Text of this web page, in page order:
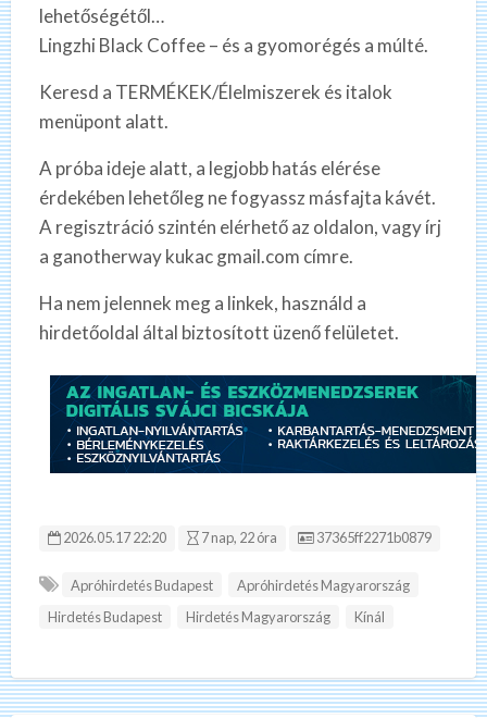
lehetőségétől…
Lingzhi Black Coffee – és a gyomorégés a múlté.
Keresd a TERMÉKEK/Élelmiszerek és italok
menüpont alatt.
A próba ideje alatt, a legjobb hatás elérése
érdekében lehetőleg ne fogyassz másfajta kávét.
A regisztráció szintén elérhető az oldalon, vagy írj
a ganotherway kukac gmail.com címre.
Ha nem jelennek meg a linkek, használd a
hirdetőoldal által biztosított üzenő felületet.
2026.05.17 22:20 7 nap, 22 óra Hirdetés ID:
37365ff2271b0879
Apróhirdetés Budapest
Apróhirdetés Magyarország
Hirdetés Budapest
Hirdetés Magyarország Kínál